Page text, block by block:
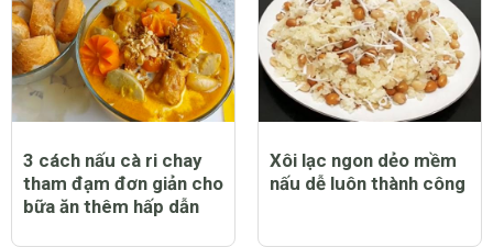
3 cách nấu cà ri chay
tham đạm đơn giản cho
bữa ăn thêm hấp dẫn
Xôi lạc ngon dẻo mềm
nấu dễ luôn thành công